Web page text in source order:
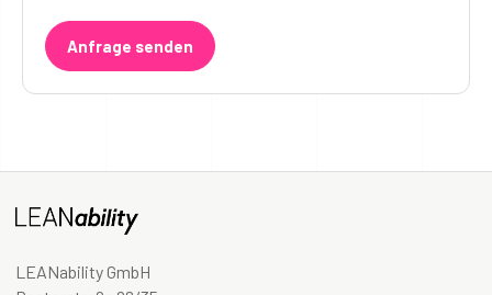
Anfrage senden
LEANability GmbH